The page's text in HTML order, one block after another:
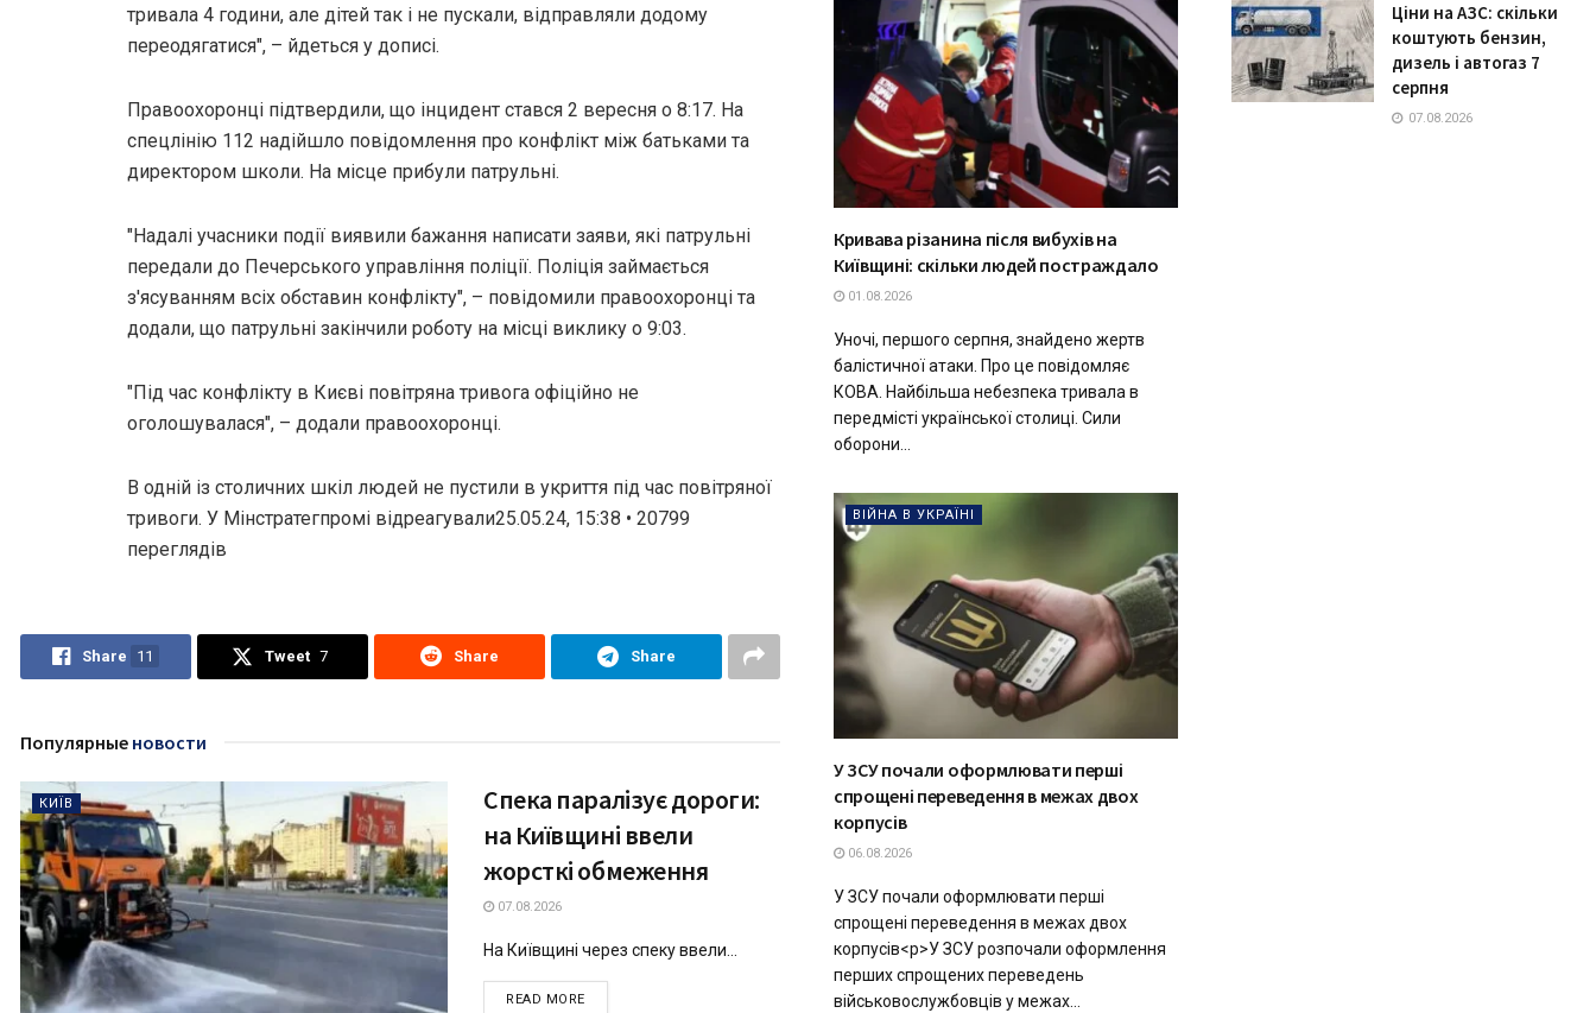
тривала 4 години, але дітей так і не пускали, відправляли додому
переодягатися", – йдеться у дописі.
Правоохоронці підтвердили, що інцидент стався 2 вересня о 8:17. На
спецлінію 112 надійшло повідомлення про конфлікт між батьками та
директором школи. На місце прибули патрульні.
"Надалі учасники події виявили бажання написати заяви, які патрульні
передали до Печерського управління поліції. Поліція займається
з'ясуванням всіх обставин конфлікту", – повідомили правоохоронці та
додали, що патрульні закінчили роботу на місці виклику о 9:03.
"Під час конфлікту в Києві повітряна тривога офіційно не
оголошувалася", – додали правоохоронці.
В одній із столичних шкіл людей не пустили в укриття під час повітряної
тривоги. У Мінстратегпромі відреагували25.05.24, 15:38 • 20799
переглядiв
Share 11 Tweet 7 Share Share
Популярные новости
КИЇВ
Спека паралізує дороги:
на Київщині ввели
жорсткі обмеження
07.08.2026
На Київщині через спеку ввели...
READ MOREDETAILS
Кривава різанина після вибухів на
Київщині: скільки людей постраждало
01.08.2026
Уночі, першого серпня, знайдено жертв
балістичної атаки. Про це повідомляє
КОВА. Найбільша небезпека тривала в
передмісті української столиці. Сили
оборони...
ВІЙНА В УКРАЇНІ
У ЗСУ почали оформлювати перші
спрощені переведення в межах двох
корпусів
06.08.2026
У ЗСУ почали оформлювати перші
спрощені переведення в межах двох
корпусів<p>У ЗСУ розпочали оформлення
перших спрощених переведень
військовослужбовців у межах...
Ціни на АЗС: скільки
коштують бензин,
дизель і автогаз 7
серпня
07.08.2026